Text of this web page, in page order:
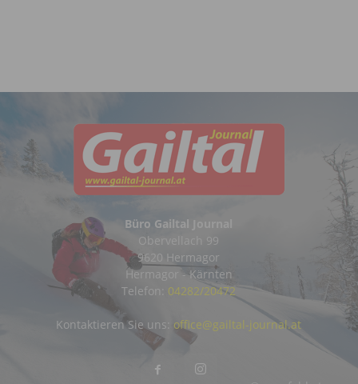
Büro Gailtal Journal
Obervellach 99
9620 Hermagor
Hermagor - Kärnten
Telefon: 04282/20472
Kontaktieren Sie uns: office@gailtal-journal.at